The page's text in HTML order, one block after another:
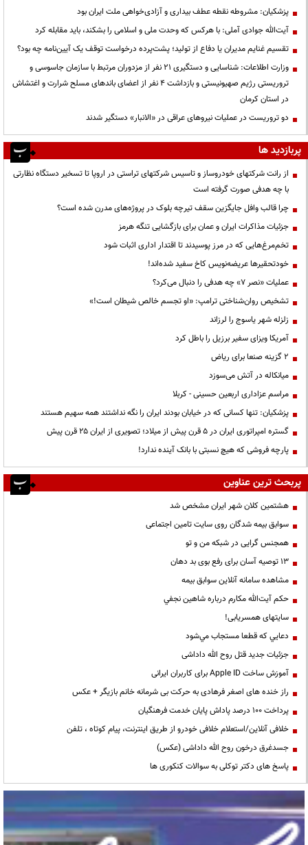
پزشکیان: مشروطه نقطه عطف بیداری و آزادی‌خواهی ملت ایران بود
آیت‌الله جوادی آملی: با هرکس که وحدت ملی و اسلامی را بشکند، باید مقابله کرد
تقسیم غنایم مدیران یا دفاع از تولید؛ پشت‌پرده درخواست توقف یک آیین‌نامه چه بود؟
وزارت اطلاعات: شناسایی و دستگیری ۲۱ نفر از مزدوران مرتبط با سازمان جاسوسی و
تروریستی رژیم صهیونیستی و بازداشت ۴ نفر از اعضای باندهای مسلح شرارت و اغتشاش
در استان کرمان
دو تروریست در عملیات نیروهای عراقی در «الانبار» دستگیر شدند
پربازدید ها
از رانت‌ شرکتهای خودروساز و تاسیس شرکتهای تراستی در اروپا تا تسخیر دستگاه نظارتی
با چه هدفی صورت گرفته است
چرا قالب وافل جایگزین سقف تیرچه بلوک در پروژه‌های مدرن شده است؟
جزئیات مذاکرات ایران و عمان برای بازگشایی تنگه هرمز
تخم‌مرغ‌هایی که در مرز پوسیدند تا اقتدار اداری اثبات شود
خودتحقیرها عریضه‌نویس کاخ سفید شده‌اند!
عملیات «نصر ۷» چه هدفی را دنبال می‌کرد؟
تشخیص روان‌شناختی ترامپ: «او تجسم خالص شیطان است!»
زلزله شهر یاسوج را لرزاند
آمریکا ویزای سفیر برزیل را باطل کرد
۲ گزینه صنعا برای ریاض
میانکاله در آتش می‌سوزد
مراسم عزاداری اربعین حسینی - کربلا
پزشکیان: تنها کسانی که در خیابان بودند ایران را نگه نداشتند همه سهیم هستند
گستره امپراتوری ایران در ۵ قرن پیش از میلاد؛ تصویری از ایران ۲۵ قرن پیش
پارچه فروشی که هیچ نسبتی با بانک آینده ندارد!
پربحث ترین عناوین
هشتمین کلان شهر ایران مشخص شد
سوابق بیمه شدگان روی سایت تامین اجتماعی
همجنس گرایی در شبکه من و تو
13 توصیه آسان برای رفع بوی بد دهان
مشاهده سامانه آنلاين سوابق بیمه
حكم آيت‌الله مكارم درباره شاهين نجفي
سایتهای همسریابی!
دعايي كه قطعا مستجاب مي‌شود
جزئیات جدید قتل روح الله داداشی
آموزش ساخت Apple ID برای کاربران ایرانی
راز خنده های اصغر فرهادی به حرکت بی شرمانه خانم بازیگر + عکس
پرداخت ۱۰۰ درصد پاداش پایان خدمت فرهنگیان
خلافی آنلاین/استعلام خلافی خودرو از طریق اینترنت، پیام کوتاه ، تلفن
جسدغرق درخون روح الله داداشی (عکس)
پاسخ های دکتر توکلی به سوالات کنکوری ها